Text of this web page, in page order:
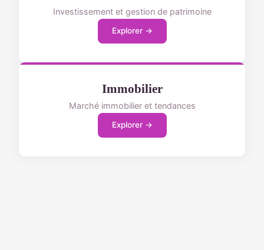
Investissement et gestion de patrimoine
Explorer →
Immobilier
Marché immobilier et tendances
Explorer →